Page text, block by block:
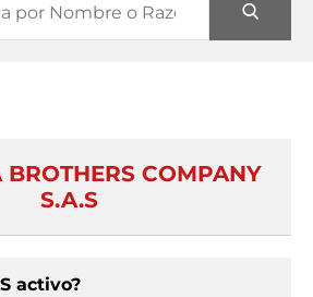
COMPANY
S.A.S
activo?